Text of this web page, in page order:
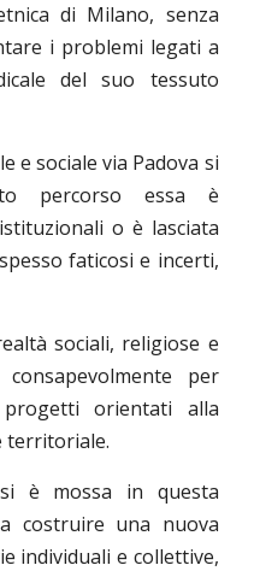
di Milano, senza
i problemi legati a
del suo tessuto
e sociale via Padova si
percorso essa è
o è lasciata
faticosi e incerti,
sociali, religiose e
per
orientati alla
territoriale.
è mossa in questa
costruire una nuova
individuali e collettive,